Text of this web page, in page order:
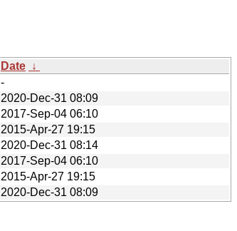
Date ↓
-
2020-Dec-31 08:09
2017-Sep-04 06:10
2015-Apr-27 19:15
2020-Dec-31 08:14
2017-Sep-04 06:10
2015-Apr-27 19:15
2020-Dec-31 08:09